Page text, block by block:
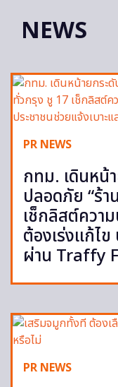
NEWS
PR NEWS
กทม. เดินหน้
ปลอดภัย “ร้
เช็กลิสต์ควา
ต้องเร่งแก้ไข
ผ่าน Traffy
PR NEWS